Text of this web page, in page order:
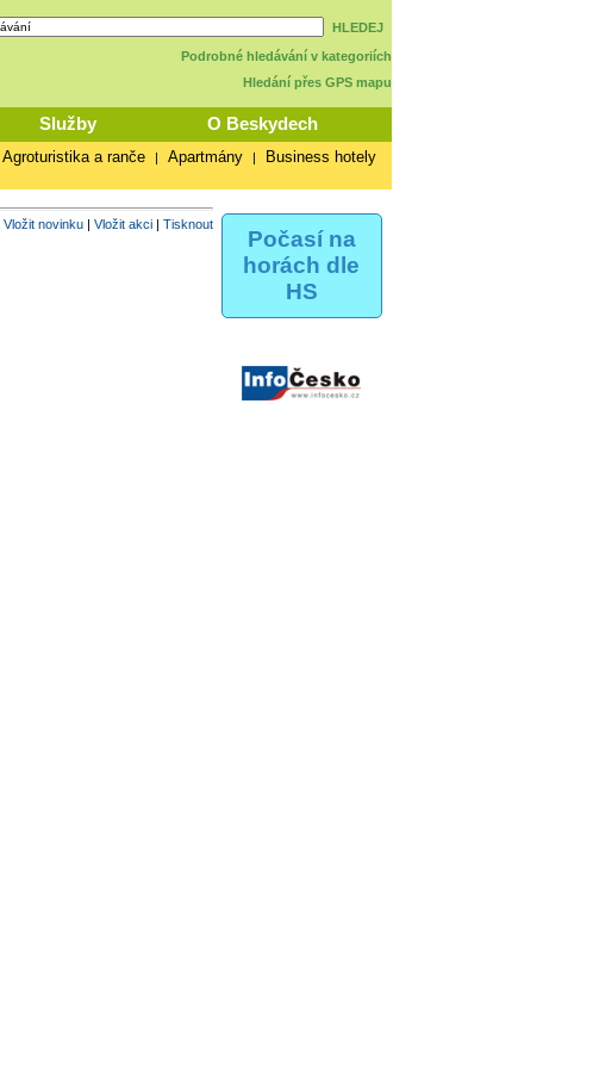
HLEDEJ
Podrobné hledávání v kategoriích
Hledání přes GPS mapu
Služby O Beskydech
Agroturistika a ranče | Apartmány | Business hotely
Počasí na
horách dle
HS
Vložit novinku| Vložit akci| Tisknout